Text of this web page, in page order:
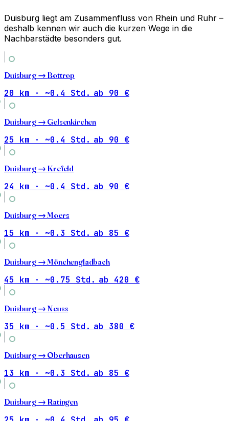
Duisburg liegt am Zusammenfluss von Rhein und Ruhr –
deshalb kennen wir auch die kurzen Wege in die
Nachbarstädte besonders gut.
Duisburg → Bottrop
20 km · ~0.4 Std. ab 90 €
Duisburg → Gelsenkirchen
25 km · ~0.4 Std. ab 90 €
Duisburg → Krefeld
24 km · ~0.4 Std. ab 90 €
Duisburg →Moers
15 km · ~0.3 Std. ab 85 €
Duisburg →Mönchengladbach
45 km · ~0.75 Std. ab 420 €
Duisburg → Neuss
35 km · ~0.5 Std. ab 380 €
Duisburg → Oberhausen
13 km · ~0.3 Std. ab 85 €
Duisburg → Ratingen